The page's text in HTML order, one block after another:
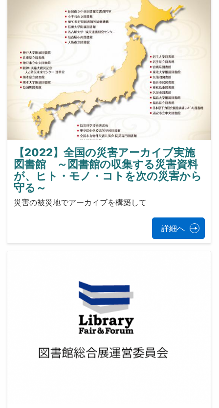
【2022】全国の災害アーカイブ実施
図書館 ～図書館の収集する災害資料
が、ヒト・モノ・コトを次の災害から
守る～
災害の被災地でアーカイブを構築して
詳細へ